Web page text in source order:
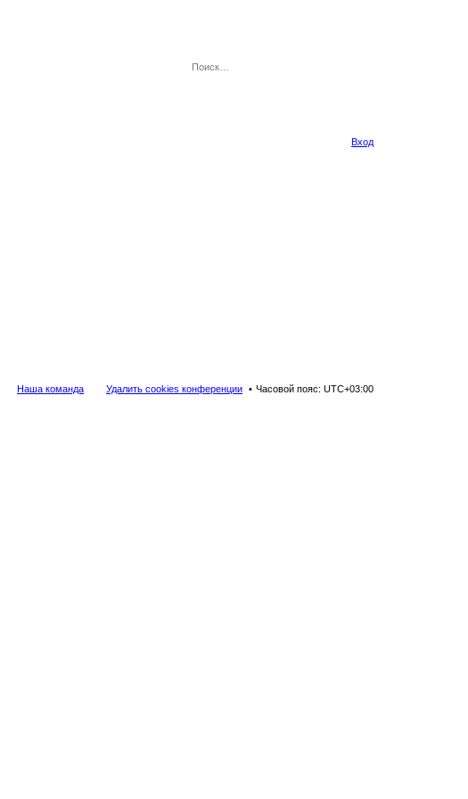
Вход
Часовой пояс: UTC+03:00
Удалить cookies конференции
Наша команда